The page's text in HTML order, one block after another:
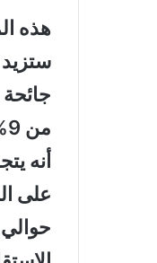
هذه
ستزيد
جائحة
أنه